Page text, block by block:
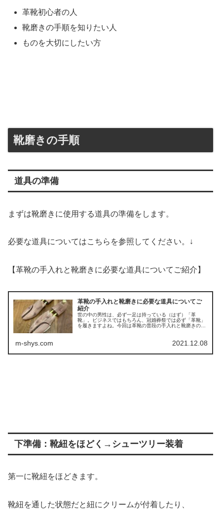
革靴初心者の人
靴磨きの手順を知りたい人
ものを大切にしたい方
靴磨きの手順
道具の準備
まずは靴磨きに使用する道具の準備をします。
必要な道具についてはこちらを参照してください。↓
【革靴の手入れと靴磨きに必要な道具についてご紹介】
革靴の手入れと靴磨きに必要な道具についてご
紹介
世の中の男性は、必ず一足は持っている（はず）「革
靴」。ビジネスではもちろん、冠婚葬祭では必ず「革靴」
を履きますよね。今回は革靴の普段の手入れと靴磨きの際
m-shys.com 2021.12.08
下準備：靴紐をほどく→シューツリー装着
第一に靴紐をほどきます。
靴紐を通した状態だと紐にクリームが付着したり、